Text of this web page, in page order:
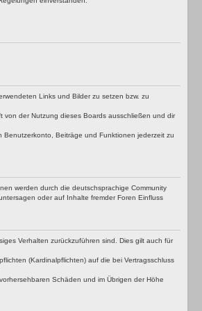
Links und Bilder zu setzen bzw. zu
der Nutzung dieses Boards ausschließen und dir
Beiträge und Funktionen jederzeit zu
werden durch die deutschsprachige Community
oder auf Inhalte fremder Foren Einfluss
Verhalten zurückzuführen sind. Dies gilt auch für
(Kardinalpflichten) auf die bei Vertragsschluss
Schäden und im Übrigen der Höhe